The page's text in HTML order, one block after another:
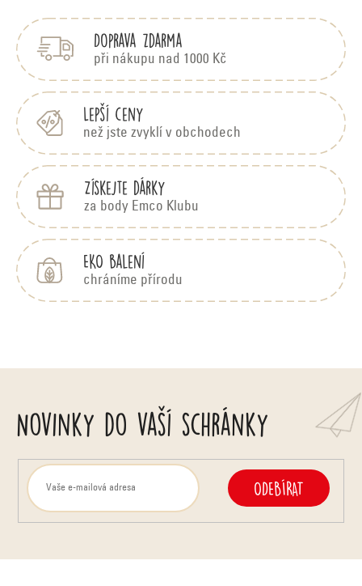
d
a
c
p
r
v
k
v
ý
i
u
á
n
k
o
v
á
n
Doprava zdarma
při nákupu nad 1000 Kč
Lepší ceny
než jste zvyklí v obchodech
Získejte dárky
za body Emco Klubu
EKO balení
chráníme přírodu
Novinky do vaší schránky
ODEBÍRAT